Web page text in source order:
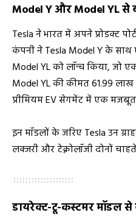
Model Y और Model YL से
Tesla ने भारत में अपने प्रोडक्ट
कंपनी ने Tesla Model Y के साथ
Model YL को लॉन्च किया, जो
Model YL की कीमत ₹61.99
प्रीमियम EV सेगमेंट में एक
इन मॉडलों के जरिए Tesla उन
लक्जरी और टेक्नोलॉजी दोनों
डायरेक्ट-टू-कस्टमर मॉडल